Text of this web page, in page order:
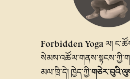
Forbidden Yoga ལ།
མལ་ཁྲི་དེ། ཁྱེད་ཀྱི་